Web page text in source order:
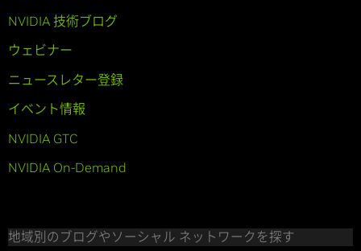
NVIDIA 技術ブログ
ウェビナー
ニュースレター登録
イベント情報
NVIDIA GTC
NVIDIA On-Demand
地域別のブログやソーシャル ネットワークを探す